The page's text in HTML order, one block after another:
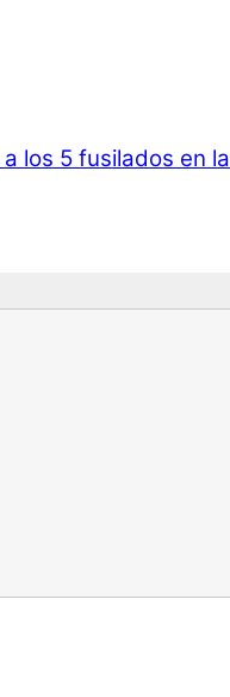
los 5 fusilados en